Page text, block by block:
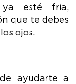
esté fría,
que te debes
ojos.
ayudarte a